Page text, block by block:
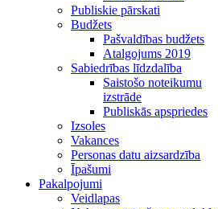
Publiskie pārskati
Budžets
Pašvaldības budžets
Atalgojums 2019
Sabiedrības līdzdalība
Saistošo noteikumu
izstrāde
Publiskās apspriedes
Izsoles
Vakances
Personas datu aizsardzība
Īpašumi
Pakalpojumi
Veidlapas